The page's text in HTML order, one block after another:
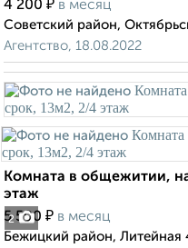
4 200 ₽ в месяц
Советский район,
Агентство, 18.08.2022
2
Комната в общежитии,
этаж
5 500 ₽ в месяц
Бежицкий район, Литейная